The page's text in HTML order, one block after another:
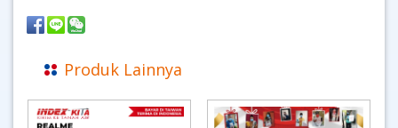
Produk Lainnya